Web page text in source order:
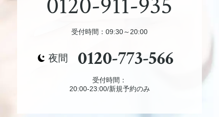
受付時間：09:30～20:00
夜間 0120-773-566
受付時間：
20:00-23:00/新規予約のみ